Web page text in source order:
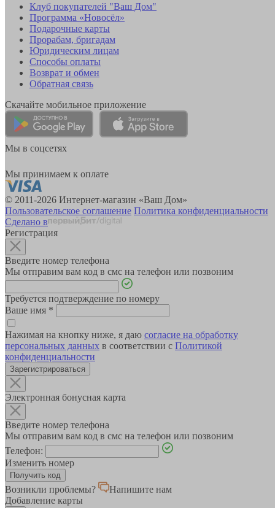
Клуб покупателей "Ваш Дом"
Программа «Новосёл»
Подарочные карты
Прорабам, бригадам
Юридическим лицам
Способы оплаты
Возврат и обмен
Обратная связь
Скачайте мобильное приложение
Мы в соцсетях
Мы принимаем к оплате
© 2011-2026 Интернет-магазин «Ваш Дом»
Пользовательское соглашение Политика конфиденциальности
Сделано в
Регистрация
Введите номер телефона
Мы отправим вам код в смс на телефон или позвоним
Требуется подтверждение по номеру
Ваше имя *
Нажимая на кнопку ниже, я даю согласие на обработку
персональных данных в соответствии с Политикой
конфиденциальности
Зарегистрироваться
Электронная бонусная карта
Введите номер телефона
Мы отправим вам код в смс на телефон или позвоним
Телефон:
Изменить номер
Возникли проблемы?
Напишите нам
Добавление карты